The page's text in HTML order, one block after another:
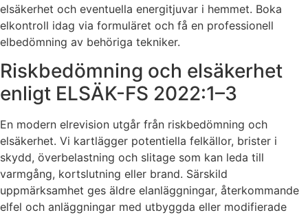
elsäkerhet och eventuella energitjuvar i hemmet. Boka
elkontroll idag via formuläret och få en professionell
elbedömning av behöriga tekniker.
Riskbedömning och elsäkerhet
enligt ELSÄK-FS 2022:1–3
En modern elrevision utgår från riskbedömning och
elsäkerhet. Vi kartlägger potentiella felkällor, brister i
skydd, överbelastning och slitage som kan leda till
varmgång, kortslutning eller brand. Särskild
uppmärksamhet ges äldre elanläggningar, återkommande
elfel och anläggningar med utbyggda eller modifierade